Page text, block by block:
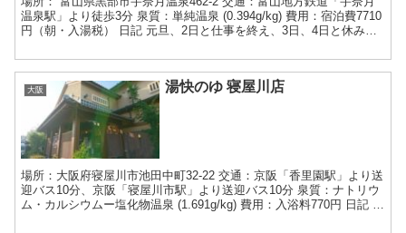
温泉駅」より徒歩3分 泉質：単純温泉 (0.394g/kg) 費用：宿泊費7710
円（朝・入湯税） 日記 元旦、2日と仕事を終え、3日、4日と休みだ
大阪 湯快のゆ 寝屋川店
場所：大阪府寝屋川市池田中町32-22 交通：京阪「香里園駅」より送
迎バス10分、京阪「寝屋川市駅」より送迎バス10分 泉質：ナトリウ
ム・カルシウムー塩化物温泉 (1.691g/kg) 費用：入浴料770円 日記 こ